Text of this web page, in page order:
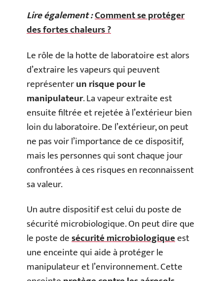
Lire également :Comment se protéger
des fortes chaleurs ?
Le rôle de la hotte de laboratoire est alors
d’extraire les vapeurs qui peuvent
représenterun risque pour le
manipulateur. La vapeur extraite est
ensuite filtrée et rejetée à l’extérieur bien
loin du laboratoire. De l’extérieur, on peut
ne pas voir l’importance de ce dispositif,
mais les personnes qui sont chaque jour
confrontées à ces risques en reconnaissent
sa valeur.
Un autre dispositif est celui du poste de
sécurité microbiologique. On peut dire que
le poste desécurité microbiologiqueest
une enceinte qui aide à protéger le
manipulateur et l’environnement. Cette